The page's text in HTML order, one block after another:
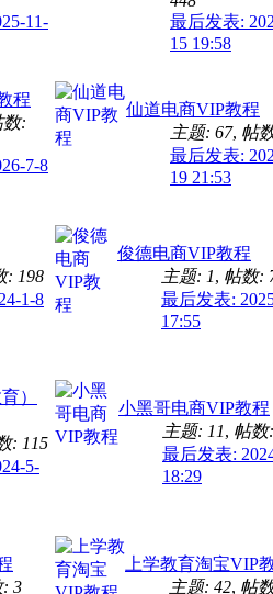
11-
最后发表:
15 19:58
程
数:
7-8
仙道电商VIP教程
主题: 67, 帖
最后发表:
19 21:53
: 198
1-8
俊德电商VIP教程
主题: 1, 帖数:
最后发表:
17:55
）
: 115
5-
小黑哥电商VIP教程
主题: 11, 帖数
最后发表:
18:29
: 3
上学教育淘宝VIP
主题: 42, 帖